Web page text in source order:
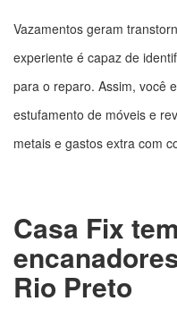
Vazamentos geram
experiente é capaz de
para o reparo. Assim, você
estufamento de móveis e
metais e gastos extra com
Casa Fix
Rio Preto